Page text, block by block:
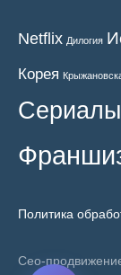
Netflix Дилогия
Корея
Сериалы
Политика
Сео-